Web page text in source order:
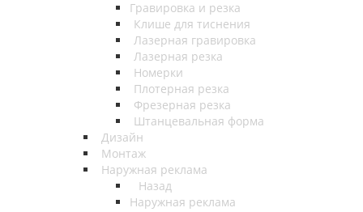
Гравировка и резка
Клише для тиснения
Лазерная гравировка
Лазерная резка
Номерки
Плотерная резка
Фрезерная резка
Штанцевальная форма
Дизайн
Монтаж
Наружная реклама
Назад
Наружная реклама